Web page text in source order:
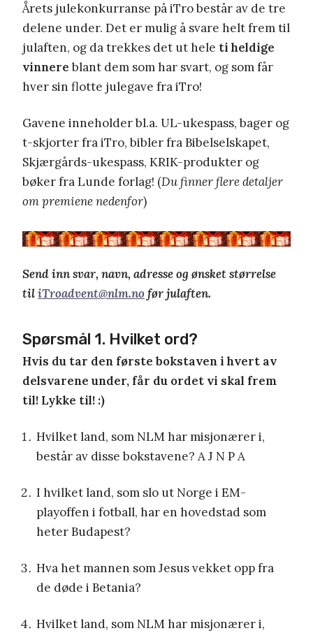
Årets julekonkurranse på iTro består av de tre
delene under. Det er mulig å svare helt frem til
julaften, og da trekkes det ut hele ti heldige
vinnereblant dem som har svart, og som får
hver sin flotte julegave fra iTro!
Gavene inneholder bl.a. UL-ukespass, bager og
t-skjorter fra iTro, bibler fra Bibelselskapet,
Skjærgårds-ukespass, KRIK-produkter og
bøker fra Lunde forlag! (Du finner flere detaljer
om premiene nedenfor)
Send inn svar, navn, adresse og ønsket størrelse
tiliTroadvent@nlm.no før julaften.
Spørsmål 1. Hvilket ord?
Hvis du tar den første bokstaven i hvert av
delsvarene under, får du ordet vi skal frem
til! Lykke til! :)
Hvilket land, som NLM har misjonærer i,
består av disse bokstavene? A J N P A
I hvilket land, som slo ut Norge i EM-
playoffen i fotball, har en hovedstad som
heter Budapest?
Hva het mannen som Jesus vekket opp fra
de døde i Betania?
Hvilket land, som NLM har misjonærer i,